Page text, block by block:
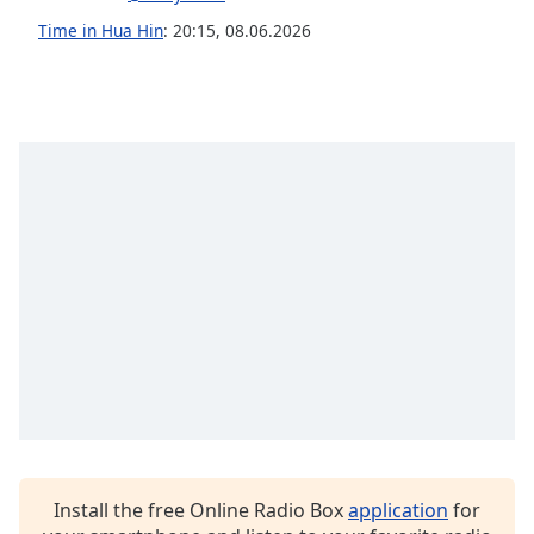
Opacity
Time in Hua Hin: 20:15, 08.06.2026
Install the free Online Radio Boxapplication for